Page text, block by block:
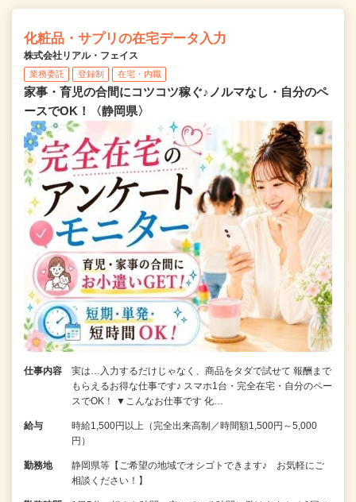
化粧品・サプリの在宅データ入力
株式会社リアル・フェイス
業務委託 登録制 在宅・内職
家事・育児の合間にコツコツ稼ぐ♪ノルマなし・自分のペ
ースでOK！〈静岡県〉
仕事内容
実は…入力するだけじゃなく、商品をタダで試せて 報酬まで
もらえるお得な仕事です♪ スマホ1台・完全在宅・自分のペー
スでOK！ ▼こんなお仕事です 化…
給与
時給1,500円以上（完全出来高制／時間額1,500円～5,000
円）
勤務地
静岡県等【ご希望の地域でオシゴトできます♪ お気軽にご
相談ください！】